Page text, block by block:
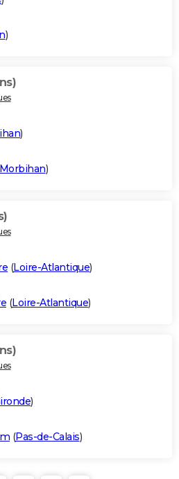
)
)
)
(Loire-Atlantique)
(Loire-Atlantique)
)
(Pas-de-Calais)